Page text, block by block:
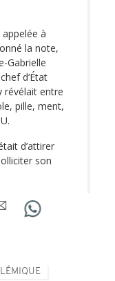
à
la note,
Gabrielle
d‘État
révélait entre
pille, ment,
d’attirer
son